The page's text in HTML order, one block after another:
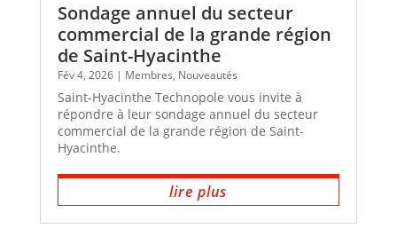
Sondage annuel du secteur
commercial de la grande région
de Saint-Hyacinthe
Fév 4, 2026| Membres, Nouveautés
Saint-Hyacinthe Technopole vous invite à
répondre à leur sondage annuel du secteur
commercial de la grande région de Saint-
Hyacinthe.
lire plus